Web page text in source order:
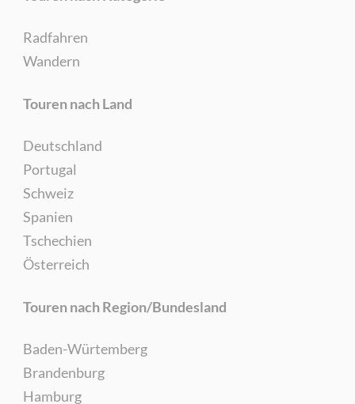
Radfahren
Wandern
Touren nach Land
Deutschland
Portugal
Schweiz
Spanien
Tschechien
Österreich
Touren nach Region/Bundesland
Baden-Würtemberg
Brandenburg
Hamburg